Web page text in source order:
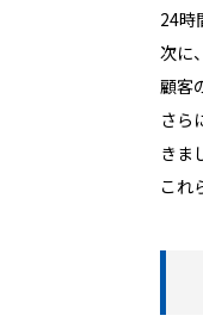
24時
次に
顧客
さら
きま
これ